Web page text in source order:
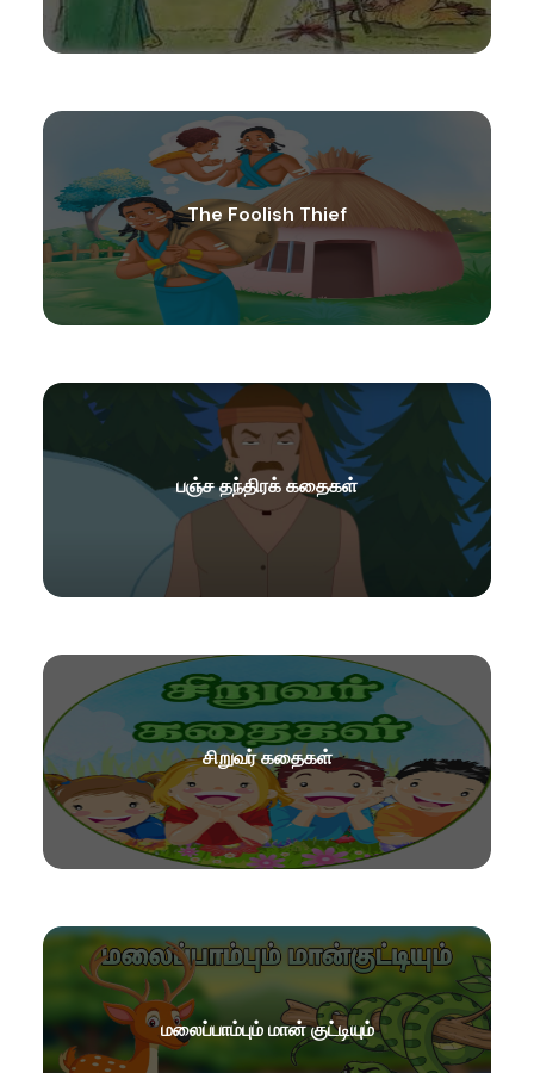
The Foolish Thief
பஞ்ச தந்திரக் கதைகள்
சிறுவர் கதைகள்
மலைப்பாம்பும் மான் குட்டியும்